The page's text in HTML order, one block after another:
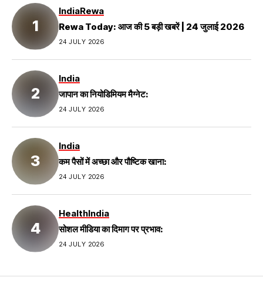
IndiaRewa
Rewa Today: आज की 5 बड़ी खबरें | 24 जुलाई 2026
24 JULY 2026
India
जापान का नियोडिमियम मैग्नेट:
24 JULY 2026
India
कम पैसों में अच्छा और पौष्टिक खाना:
24 JULY 2026
HealthIndia
सोशल मीडिया का दिमाग पर प्रभाव:
24 JULY 2026